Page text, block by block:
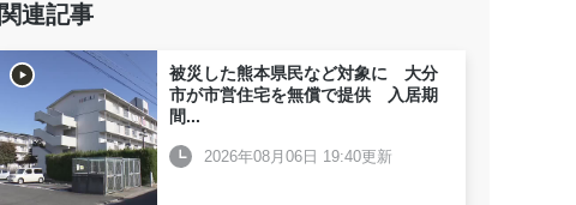
関連記事
被災した熊本県民など対象に 大分
市が市営住宅を無償で提供 入居期
間...
2026年08月06日 19:40更新